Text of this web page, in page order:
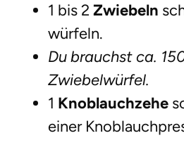
1 bis 2 Zwiebeln
würfeln.
Du brauchst ca.
Zwiebelwürfel.
1 Knoblauchzehe
einer